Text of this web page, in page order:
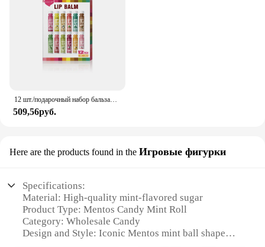
12 шт./подарочный набор бальзамов для губ, 5 г, глубоко увлажняющий и долговечный увлажняющий, отшелушивающий для создания увлажненных губ
509,56руб.
Here are the products found in the Игровые фигурки
Specifications:
Material: High-quality mint-flavored sugar
Product Type: Mentos Candy Mint Roll
Category: Wholesale Candy
Design and Style: Iconic Mentos mint ball shape